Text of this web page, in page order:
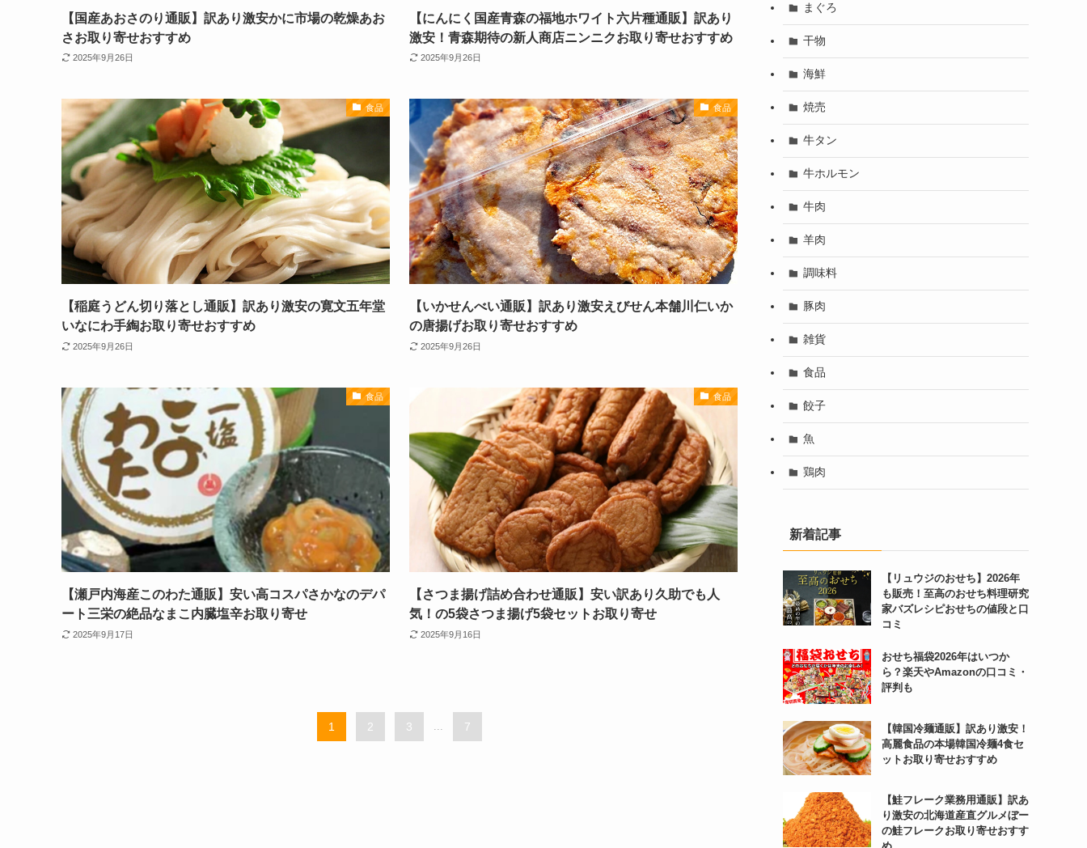
【国産あおさのり通販】訳あり激安かに市場の乾燥あお
さお取り寄せおすすめ
2025年9月26日
【にんにく国産青森の福地ホワイト六片種通販】訳あり
激安！青森期待の新人商店ニンニクお取り寄せおすすめ
2025年9月26日
食品
【稲庭うどん切り落とし通販】訳あり激安の寛文五年堂
いなにわ手綯お取り寄せおすすめ
2025年9月26日
食品
【いかせんべい通販】訳あり激安えびせん本舗川仁いか
の唐揚げお取り寄せおすすめ
2025年9月26日
食品
【瀬戸内海産このわた通販】安い高コスパさかなのデパ
ート三栄の絶品なまこ内臓塩辛お取り寄せ
2025年9月17日
食品
【さつま揚げ詰め合わせ通販】安い訳あり久助でも人
気！の5袋さつま揚げ5袋セットお取り寄せ
2025年9月16日
1 2 3 7
まぐろ
干物
海鮮
焼売
牛タン
牛ホルモン
牛肉
羊肉
調味料
豚肉
雑貨
食品
餃子
魚
鶏肉
新着記事
【リュウジのおせち】2026年
も販売！至高のおせち料理研究
家バズレシピおせちの値段と口
コミ
おせち福袋2026年はいつか
ら？楽天やAmazonの口コミ・
評判も
【韓国冷麺通販】訳あり激安！
高麗食品の本場韓国冷麺4食セ
ットお取り寄せおすすめ
【鮭フレーク業務用通販】訳あ
り激安の北海道産直グルメぼー
の鮭フレークお取り寄せおすす